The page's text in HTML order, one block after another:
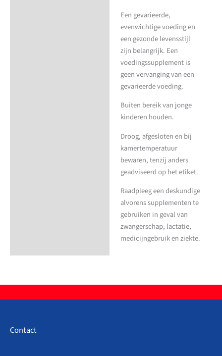
Een gevarieerde,
evenwichtige voeding en
een gezonde levensstijl
zijn belangrijk. Een
voedingssupplement is
geen vervanging van een
gevarieerde voeding.
Buiten bereik van jonge
kinderen houden.
Droog, afgesloten en bij
kamertemperatuur
bewaren, tenzij anders
geadviseerd op het etiket.
Raadpleeg een deskundige
alvorens supplementen te
gebruiken in geval van
zwangerschap, lactatie,
medicijngebruik en ziekte.
Contact